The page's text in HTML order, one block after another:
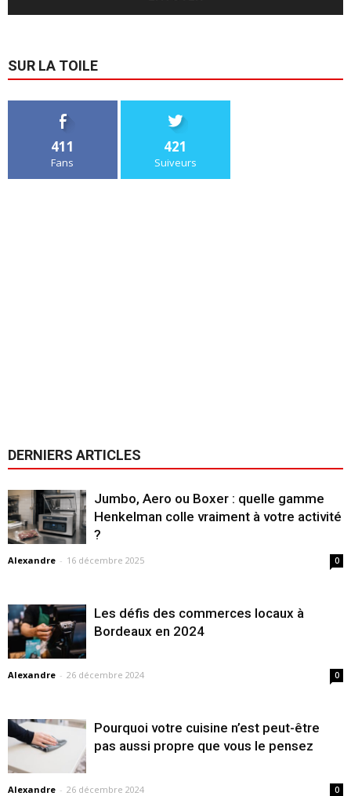
SUR LA TOILE
411
Fans
421
Suiveurs
DERNIERS ARTICLES
Jumbo, Aero ou Boxer : quelle gamme
Henkelman colle vraiment à votre activité
?
Alexandre - 16 décembre 2025 0
Les défis des commerces locaux à
Bordeaux en 2024
Alexandre - 26 décembre 2024 0
Pourquoi votre cuisine n’est peut-être
pas aussi propre que vous le pensez
Alexandre - 26 décembre 2024 0